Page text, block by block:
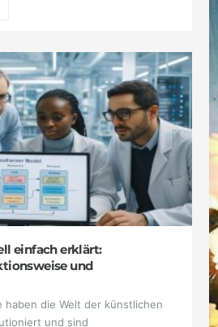
einfach erklärt:
und
haben die Welt der künstlichen
und sind